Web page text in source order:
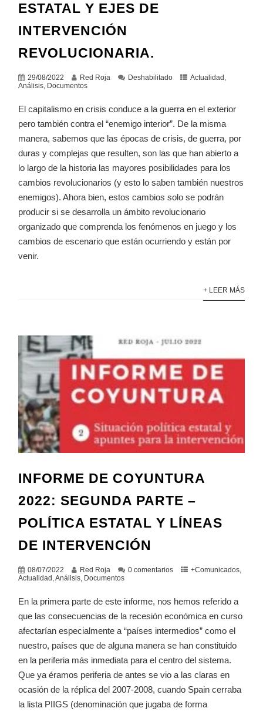
ESTATAL Y EJES DE
INTERVENCIÓN
REVOLUCIONARIA.
29/08/2022 Red Roja Deshabilitado Actualidad
Análisis Documentos
El capitalismo en crisis conduce a la guerra en el exterior
pero también contra el “enemigo interior”. De la misma
manera, sabemos que las épocas de crisis, de guerra, por
duras y complejas que resulten, son las que han abierto a
lo largo de la historia las mayores posibilidades para los
cambios revolucionarios (y esto lo saben también nuestros
enemigos). Ahora bien, estos cambios solo se podrán
producir si se desarrolla un ámbito revolucionario
organizado que comprenda los fenómenos en juego y los
cambios de escenario que están ocurriendo y están por
venir.
+ LEER MÁS
INFORME DE COYUNTURA
2022: SEGUNDA PARTE –
POLÍTICA ESTATAL Y LÍNEAS
DE INTERVENCIÓN
08/07/2022 Red Roja 0 comentarios +Comunicados
Actualidad ,Análisis Documentos
En la primera parte de este informe, nos hemos referido a
que las consecuencias de la recesión económica en curso
afectarían especialmente a “países intermedios” como el
nuestro, países que de alguna manera se han constituido
en la periferia más inmediata para el centro del sistema.
Que ya éramos periferia de antes se vio a las claras en
ocasión de la réplica del 2007-2008, cuando Spain cerraba
la lista PIIGS (denominación que jugaba de forma